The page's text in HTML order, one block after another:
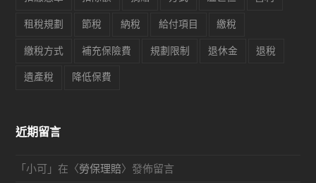
租稅規劃 節稅 納稅 給付項目 繳稅
繳稅方式 補充保險費 規劃限制 退休金 退稅
遺產稅 降低保費
近期留言
「 小可 」在〈勞保理賠〉發佈留言